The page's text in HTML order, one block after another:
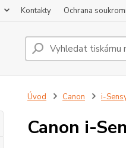
Kontakty Ochrana
Úvod Canon i-
Canon i-